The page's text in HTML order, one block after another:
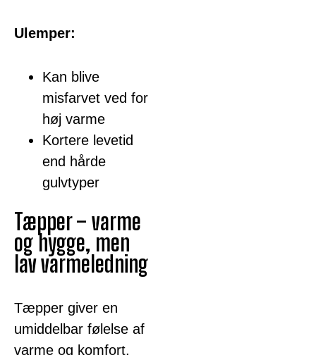
Ulemper:
Kan blive
misfarvet ved for
høj varme
Kortere levetid
end hårde
gulvtyper
Tæpper – varme
og hygge, men
lav varmeledning
Tæpper giver en
umiddelbar følelse af
varme og komfort,